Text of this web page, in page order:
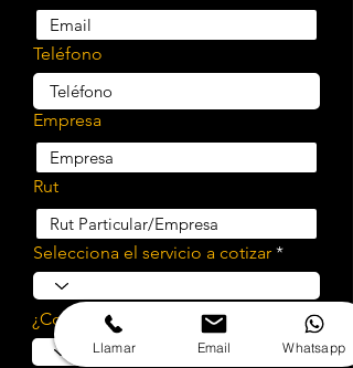
Teléfono
Empresa
Rut
Selecciona el servicio a cotizar
¿Cotizar implementación?
Llamar Email Whatsapp